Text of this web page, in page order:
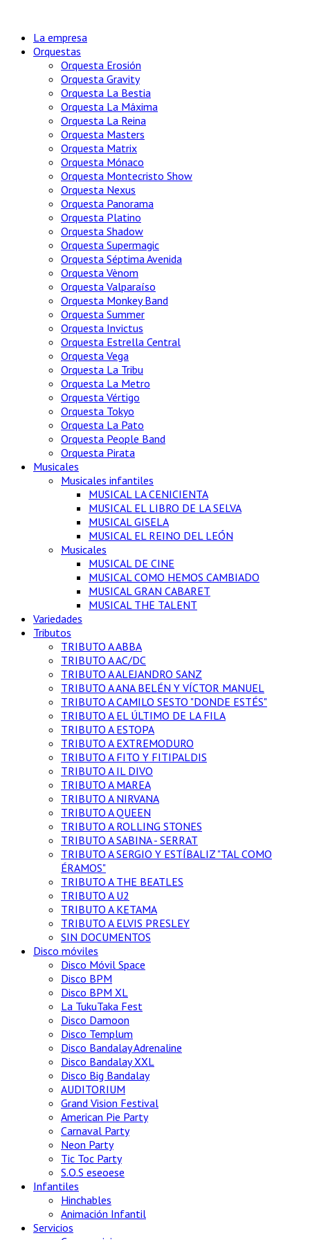
La empresa
Orquestas
Orquesta Erosión
Orquesta Gravity
Orquesta La Bestia
Orquesta La Máxima
Orquesta La Reina
Orquesta Masters
Orquesta Matrix
Orquesta Mónaco
Orquesta Montecristo Show
Orquesta Nexus
Orquesta Panorama
Orquesta Platino
Orquesta Shadow
Orquesta Supermagic
Orquesta Séptima Avenida
Orquesta Vènom
Orquesta Valparaíso
Orquesta Monkey Band
Orquesta Summer
Orquesta Invictus
Orquesta Estrella Central
Orquesta Vega
Orquesta La Tribu
Orquesta La Metro
Orquesta Vértigo
Orquesta Tokyo
Orquesta La Pato
Orquesta People Band
Orquesta Pirata
Musicales
Musicales infantiles
MUSICAL LA CENICIENTA
MUSICAL EL LIBRO DE LA SELVA
MUSICAL GISELA
MUSICAL EL REINO DEL LEÓN
Musicales
MUSICAL DE CINE
MUSICAL COMO HEMOS CAMBIADO
MUSICAL GRAN CABARET
MUSICAL THE TALENT
Variedades
Tributos
TRIBUTO A ABBA
TRIBUTO A AC/DC
TRIBUTO A ALEJANDRO SANZ
TRIBUTO A ANA BELÉN Y VÍCTOR MANUEL
TRIBUTO A CAMILO SESTO "DONDE ESTÉS"
TRIBUTO A EL ÚLTIMO DE LA FILA
TRIBUTO A ESTOPA
TRIBUTO A EXTREMODURO
TRIBUTO A FITO Y FITIPALDIS
TRIBUTO A IL DIVO
TRIBUTO A MAREA
TRIBUTO A NIRVANA
TRIBUTO A QUEEN
TRIBUTO A ROLLING STONES
TRIBUTO A SABINA - SERRAT
TRIBUTO A SERGIO Y ESTÍBALIZ "TAL COMO
ÉRAMOS"
TRIBUTO A THE BEATLES
TRIBUTO A U2
TRIBUTO A KETAMA
TRIBUTO A ELVIS PRESLEY
SIN DOCUMENTOS
Disco móviles
Disco Móvil Space
Disco BPM
Disco BPM XL
La TukuTaka Fest
Disco Damoon
Disco Templum
Disco Bandalay Adrenaline
Disco Bandalay XXL
Disco Big Bandalay
AUDITORIUM
Grand Vision Festival
American Pie Party
Carnaval Party
Neon Party
Tic Toc Party
S.O.S eseoese
Infantiles
Hinchables
Animación Infantil
Servicios